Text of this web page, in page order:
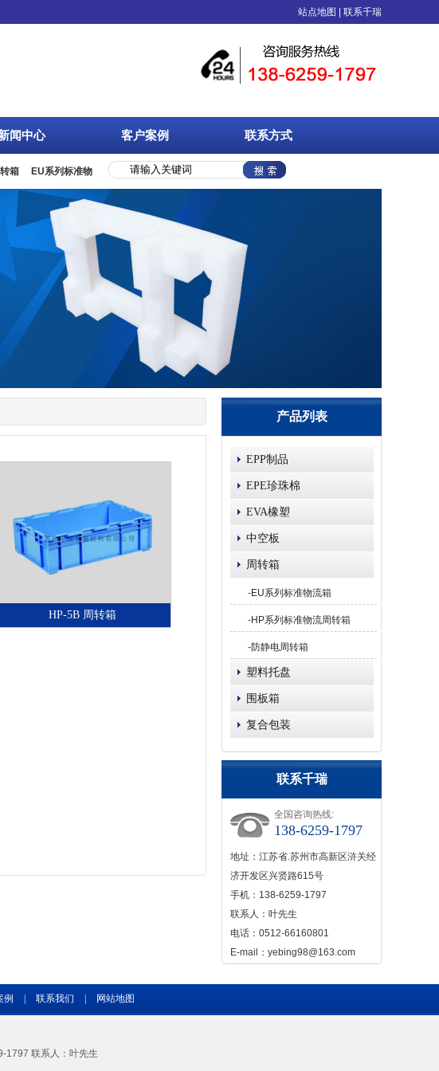
转箱、中空板等塑料制品的综合性包装企业，具备专业技术人员和完善的自动化生产工艺设备。
站点地图 联系千瑞
闻中心 客户案例 联系方式
箱 EU系列标准物
产品列表
EPP制品
EPE珍珠棉
EVA橡塑
中空板
周转箱
-EU系列标准物流箱
-HP系列标准物流周转箱
-防静电周转箱
塑料托盘
围板箱
复合包装
联系千瑞
全国咨询热线:
138-6259-1797
地址：江苏省.苏州市高新区浒关经
济开发区兴贤路615号
手机：138-6259-1797
联系人：叶先生
电话：0512-66160801
E-mail：yebing98@163.com
HP-5B 周转箱
例 联系我们 网站地图
1797 联系人：叶先生